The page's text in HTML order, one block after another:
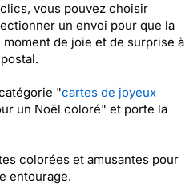
vous pouvez choisir
un envoi pour que la
de joie et de surprise à
"cartes de joyeux
un Noël coloré" et porte la
colorées et amusantes pour
entourage.